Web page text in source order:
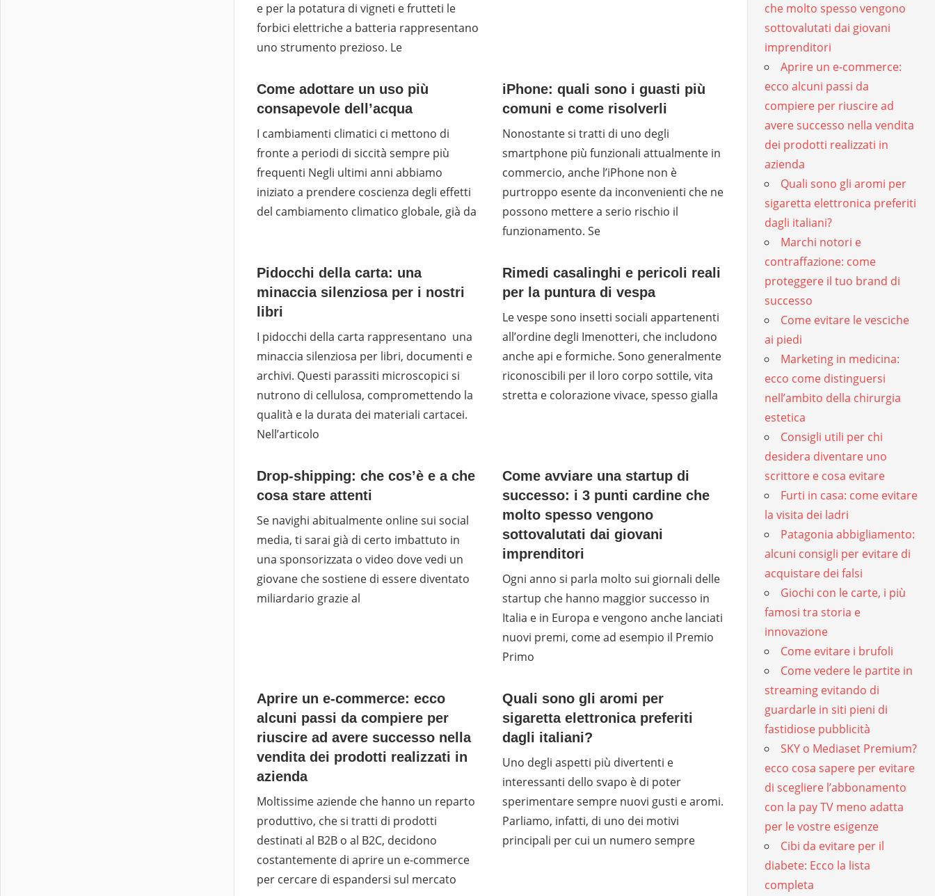
e per la potatura di vigneti e frutteti le
forbici elettriche a batteria rappresentano
uno strumento prezioso. Le
Come adottare un uso più
consapevole dell’acqua
I cambiamenti climatici ci mettono di
fronte a periodi di siccità sempre più
frequenti Negli ultimi anni abbiamo
iniziato a prendere coscienza degli effetti
del cambiamento climatico globale, già da
iPhone: quali sono i guasti più
comuni e come risolverli
Nonostante si tratti di uno degli
smartphone più funzionali attualmente in
commercio, anche l’iPhone non è
purtroppo esente da inconvenienti che ne
possono mettere a serio rischio il
funzionamento. Se
Pidocchi della carta: una
minaccia silenziosa per i nostri
libri
I pidocchi della carta rappresentano una
minaccia silenziosa per libri, documenti e
archivi. Questi parassiti microscopici si
nutrono di cellulosa, compromettendo la
qualità e la durata dei materiali cartacei.
Nell’articolo
Rimedi casalinghi e pericoli reali
per la puntura di vespa
Le vespe sono insetti sociali appartenenti
all’ordine degli Imenotteri, che includono
anche api e formiche. Sono generalmente
riconoscibili per il loro corpo sottile, vita
stretta e colorazione vivace, spesso gialla
Drop-shipping: che cos’è e a che
cosa stare attenti
Se navighi abitualmente online sui social
media, ti sarai già di certo imbattuto in
una sponsorizzata o video dove vedi un
giovane che sostiene di essere diventato
miliardario grazie al
Come avviare una startup di
successo: i 3 punti cardine che
molto spesso vengono
sottovalutati dai giovani
imprenditori
Ogni anno si parla molto sui giornali delle
startup che hanno maggior successo in
Italia e in Europa e vengono anche lanciati
nuovi premi, come ad esempio il Premio
Primo
Aprire un e-commerce: ecco
alcuni passi da compiere per
riuscire ad avere successo nella
vendita dei prodotti realizzati in
azienda
Moltissime aziende che hanno un reparto
produttivo, che si tratti di prodotti
destinati al B2B o al B2C, decidono
costantemente di aprire un e-commerce
per cercare di espandersi sul mercato
Quali sono gli aromi per
sigaretta elettronica preferiti
dagli italiani?
Uno degli aspetti più divertenti e
interessanti dello svapo è di poter
sperimentare sempre nuovi gusti e aromi.
Parliamo, infatti, di uno dei motivi
principali per cui un numero sempre
che molto spesso vengono
sottovalutati dai giovani
imprenditori
Aprire un e-commerce:
ecco alcuni passi da
compiere per riuscire ad
avere successo nella vendita
dei prodotti realizzati in
azienda
Quali sono gli aromi per
sigaretta elettronica preferiti
dagli italiani?
Marchi notori e
contraffazione: come
proteggere il tuo brand di
successo
Come evitare le vesciche
ai piedi
Marketing in medicina:
ecco come distinguersi
nell’ambito della chirurgia
estetica
Consigli utili per chi
desidera diventare uno
scrittore e cosa evitare
Furti in casa: come evitare
la visita dei ladri
Patagonia abbigliamento:
alcuni consigli per evitare di
acquistare dei falsi
Giochi con le carte, i più
famosi tra storia e
innovazione
Come evitare i brufoli
Come vedere le partite in
streaming evitando di
guardarle in siti pieni di
fastidiose pubblicità
SKY o Mediaset Premium?
ecco cosa sapere per evitare
di scegliere l’abbonamento
con la pay TV meno adatta
per le vostre esigenze
Cibi da evitare per il
diabete: Ecco la lista
completa